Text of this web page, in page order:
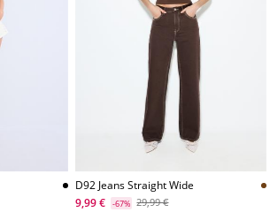
D92 Jeans Straight Wide
9,99 €
-67% 29,99 €